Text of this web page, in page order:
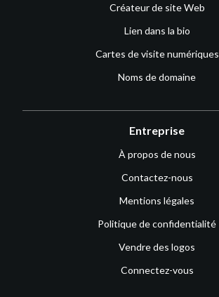
Créateur de site Web
Lien dans la bio
Cartes de visite numériques
Noms de domaine
Entreprise
À propos de nous
Contactez-nous
Mentions légales
Politique de confidentialité
Vendre des logos
Connectez-vous